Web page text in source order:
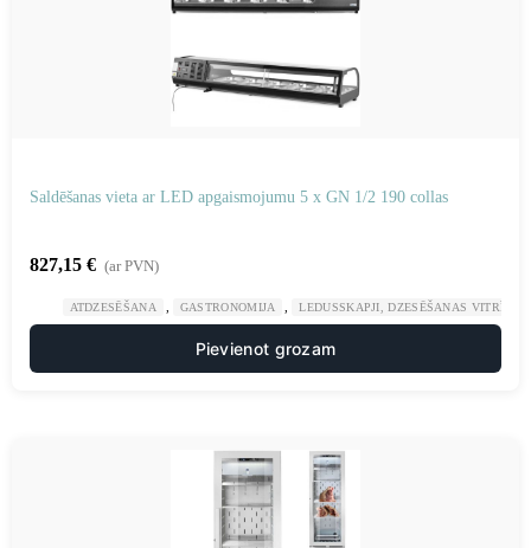
Saldēšanas vieta ar LED apgaismojumu 5 x GN 1/2 190 collas
827,15 € (ar PVN)
ATDZESĒŠANA GASTRONOMIJA LEDUSSKAPJI, DZESĒŠANAS VITRĪNAS
Pievienot grozam